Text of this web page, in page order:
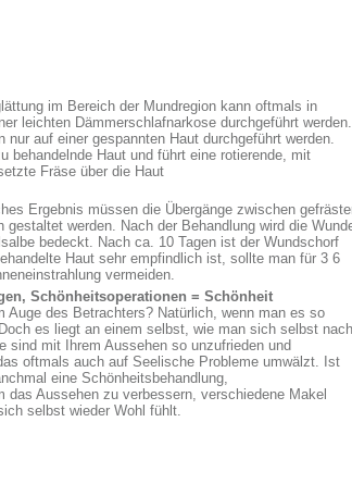
im Bereich der Mundregion kann oftmals in
leichten Dämmerschlafnarkose durchgeführt werden.
nur auf einer gespannten Haut durchgeführt werden.
behandelnde Haut und führt eine rotierende, mit
Fräse über die Haut
Ergebnis müssen die Übergänge zwischen
gestaltet werden. Nach der Behandlung wird die
bedeckt. Nach ca. 10 Tagen ist der Wundschorf
Haut sehr empfindlich ist, sollte man für 3 6
vermeiden.
Schönheitsoperationen = Schönheit
Auge des Betrachters? Natürlich, wenn man es so
es liegt an einem selbst, wie man sich selbst nach
sind mit Ihrem Aussehen so unzufrieden und
oftmals auch auf Seelische Probleme umwälzt. Ist
eine Schönheitsbehandlung,
das Aussehen zu verbessern, verschiedene Makel
selbst wieder Wohl fühlt.